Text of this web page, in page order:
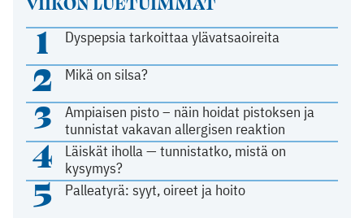
1 Dyspepsia tarkoittaa ylävatsaoireita
2 Mikä on silsa?
3
Ampiaisen pisto – näin hoidat pistoksen ja
tunnistat vakavan allergisen reaktion
4
Läiskät iholla — tunnistatko, mistä on
kysymys?
5 Palleatyrä: syyt, oireet ja hoito